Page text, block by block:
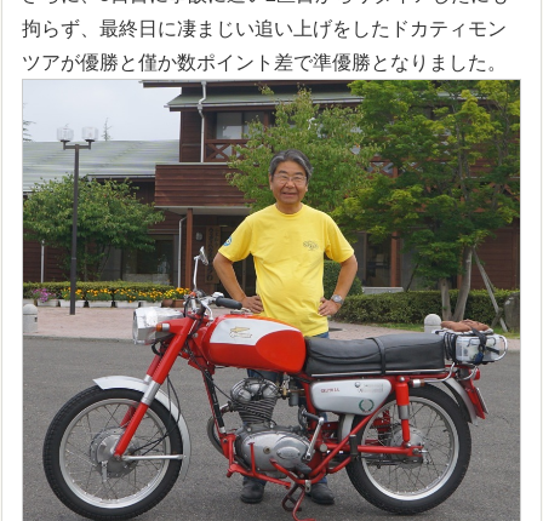
拘らず、最終日に凄まじい追い上げをしたドカティモン
ツアが優勝と僅か数ポイント差で準優勝となりました。